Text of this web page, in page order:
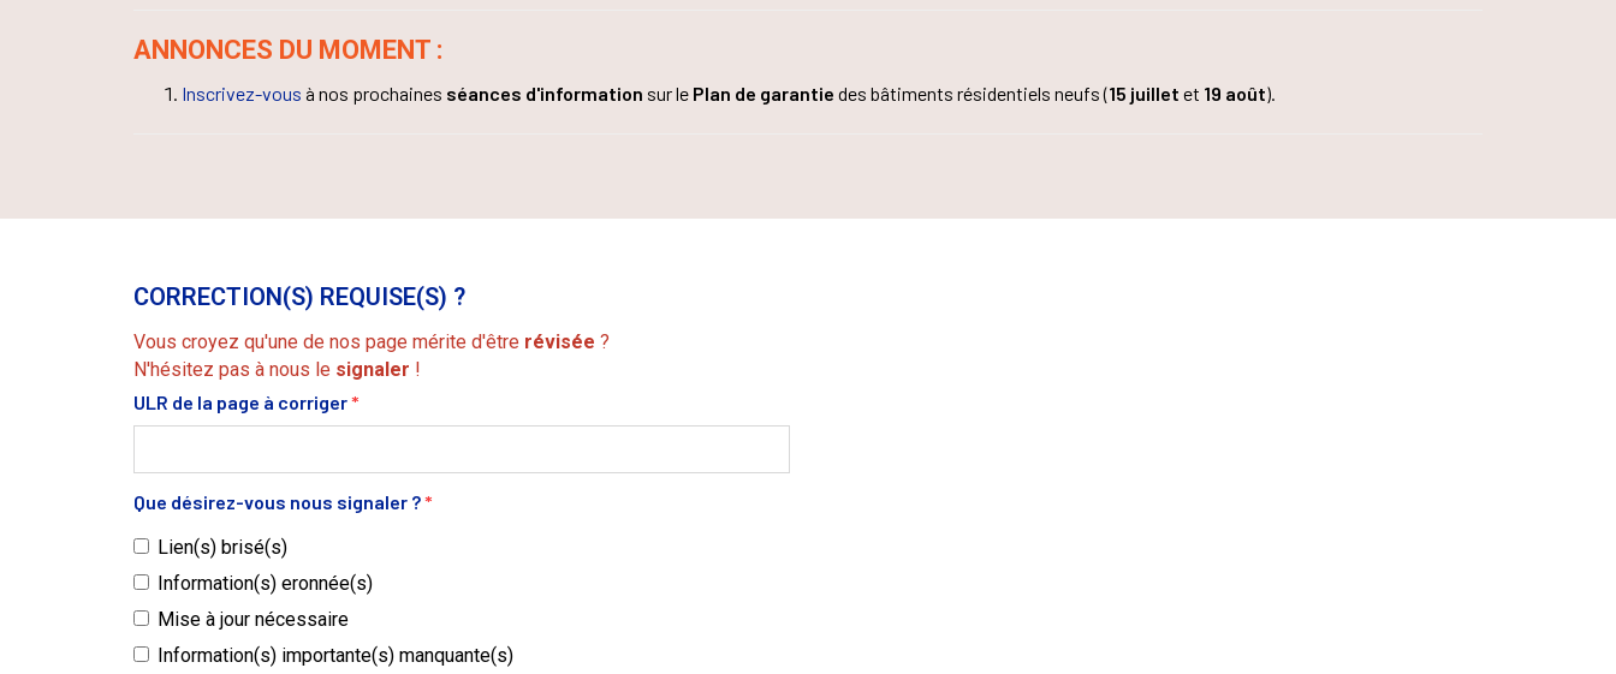
ANNONCES DU MOMENT :
Inscrivez-vous à nos prochaines séances d'information sur le Plan de garantie des bâtiments résidentiels neufs (15 juillet et 19 août).
CORRECTION(S) REQUISE(S) ?
Vous croyez qu'une de nos page mérite d'être révisée ?
N'hésitez pas à nous le signaler !
ULR de la page à corriger*
Que désirez-vous nous signaler ?*
Lien(s) brisé(s)
Information(s) eronnée(s)
Mise à jour nécessaire
Information(s) importante(s) manquante(s)